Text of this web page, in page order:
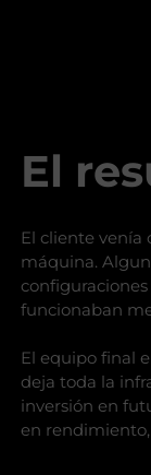
El
El cliente venía
máquina.
funcionaban
El equipo final
deja toda la
inversión en
en rendimiento,